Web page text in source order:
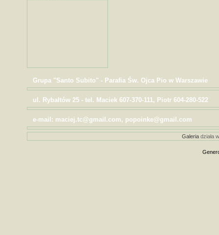
Grupa "Santo Subito" - Parafia Św. Ojca Pio w Warszawie
ul. Rybałtów 25 - tel. Maciek 607-370-111, Piotr 604-280-522
e-mail: maciej.tc@gmail.com, popoinke@gmail.com
Galeriadziała